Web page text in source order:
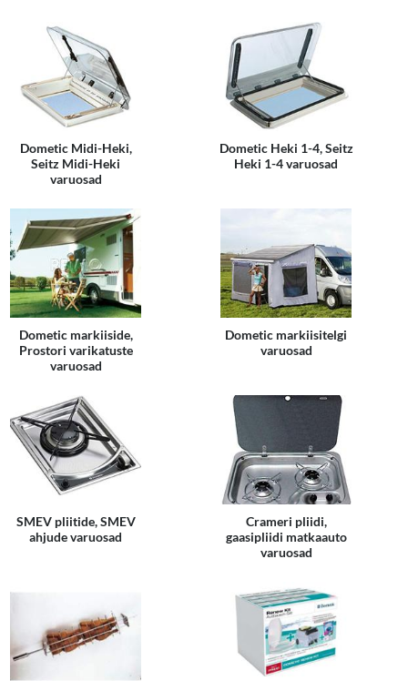
Dometic Midi-Heki,
Seitz Midi-Heki
varuosad
Dometic Heki 1-4, Seitz
Heki 1-4 varuosad
Dometic markiiside,
Prostori varikatuste
varuosad
Dometic markiisitelgi
varuosad
SMEV pliitide, SMEV
ahjude varuosad
Crameri pliidi,
gaasipliidi matkaauto
varuosad